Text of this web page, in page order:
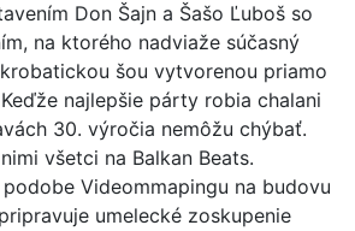
Don Šajn a Šašo Ľuboš so
na ktorého nadviaže súčasný
šou vytvorenou priamo
najlepšie párty robia chalani
30. výročia nemôžu chýbať.
všetci na Balkan Beats.
Videommapingu na budovu
umelecké zoskupenie